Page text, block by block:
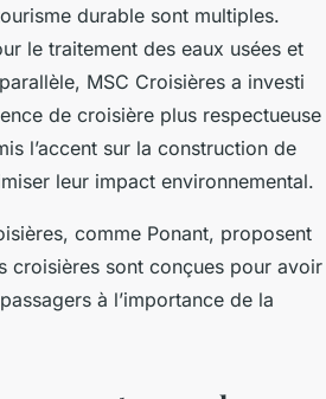
durable sont multiples.
le traitement des eaux usées et
MSC Croisières a investi
de croisière plus respectueuse
l’accent sur la construction de
leur impact environnemental.
comme Ponant, proposent
croisières sont conçues pour avoir
à l’importance de la